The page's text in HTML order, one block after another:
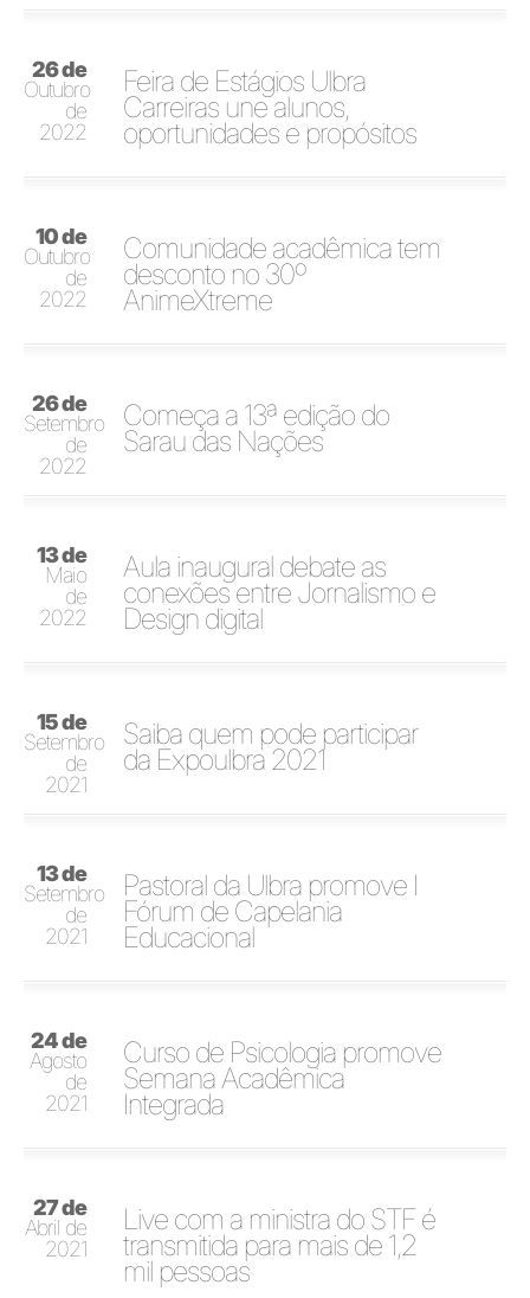
26 de
Outubro
de
2022
Feira de Estágios Ulbra
Carreiras une alunos,
oportunidades e propósitos
10 de
Outubro
de
2022
Comunidade acadêmica tem
desconto no 30º
AnimeXtreme
26 de
Setembro
de
2022
Começa a 13ª edição do
Sarau das Nações
13 de
Maio
de
2022
Aula inaugural debate as
conexões entre Jornalismo e
Design digital
15 de
Setembro
de
2021
Saiba quem pode participar
da Expoulbra 2021
13 de
Setembro
de
2021
Pastoral da Ulbra promove I
Fórum de Capelania
Educacional
24 de
Agosto
de
2021
Curso de Psicologia promove
Semana Acadêmica
Integrada
27 de
Abril de
2021
Live com a ministra do STF é
transmitida para mais de 1,2
mil pessoas